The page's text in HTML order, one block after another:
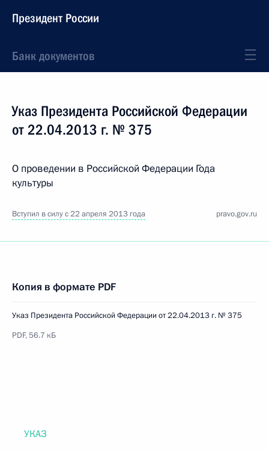
Президент России
Банк документов
Указ Президента Российской Федерации
от 22.04.2013 г. № 375
О проведении в Российской Федерации Года
культуры
Вступил в силу с 22 апреля 2013 года pravo.gov.ru
Копия в формате PDF
Указ Президента Российской Федерации от 22.04.2013 г. № 375
PDF, 56.7 кБ
УКАЗ